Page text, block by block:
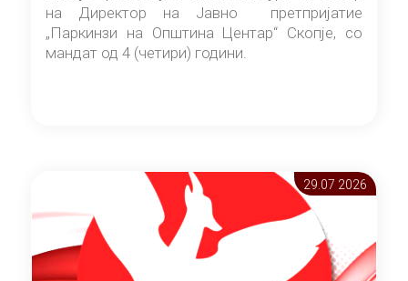
на Директор на Јавно претпријатие
„Паркинзи на Општина Центар“ Скопје, со
мандат од 4 (четири) години.
29.07 2026